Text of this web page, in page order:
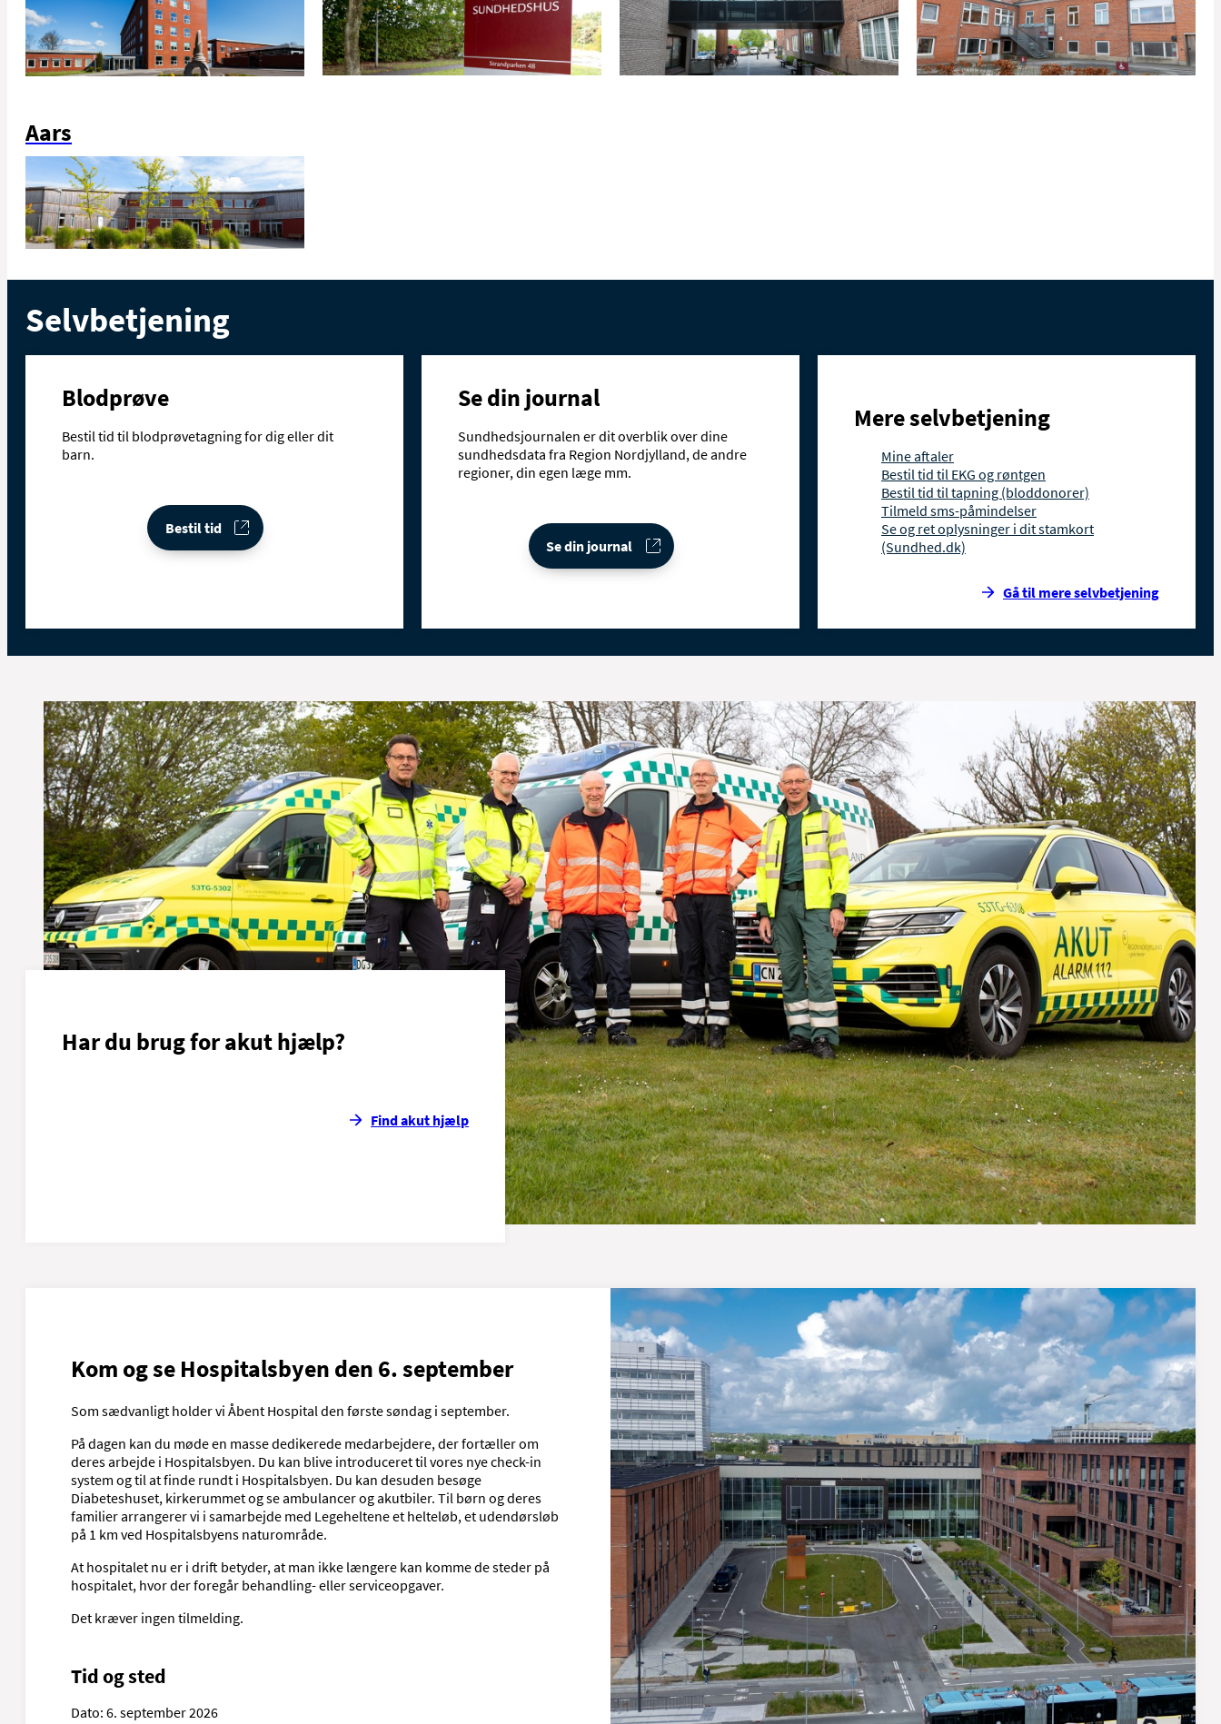
Aars
Selvbetjening
Blodprøve
Bestil tid til blodprøvetagning for dig eller dit
barn.
Bestil tid
Se din journal
Sundhedsjournalen er dit overblik over dine
sundhedsdata fra Region Nordjylland, de andre
regioner, din egen læge mm.
Se din journal
Mere selvbetjening
Mine aftaler
Bestil tid til EKG og røntgen
Bestil tid til tapning (bloddonorer)
Tilmeld sms-påmindelser
Se og ret oplysninger i dit stamkort
(Sundhed.dk)
Gå til mere selvbetjening
Har du brug for akut hjælp?
Find akut hjælp
Kom og se Hospitalsbyen den 6. september
Som sædvanligt holder vi Åbent Hospital den første søndag i september.
På dagen kan du møde en masse dedikerede medarbejdere, der fortæller om
deres arbejde i Hospitalsbyen. Du kan blive introduceret til vores nye check-in
system og til at finde rundt i Hospitalsbyen. Du kan desuden besøge
Diabeteshuset, kirkerummet og se ambulancer og akutbiler. Til børn og deres
familier arrangerer vi i samarbejde med Legeheltene et helteløb, et udendørsløb
på 1 km ved Hospitalsbyens naturområde.
At hospitalet nu er i drift betyder, at man ikke længere kan komme de steder på
hospitalet, hvor der foregår behandling- eller serviceopgaver.
Det kræver ingen tilmelding.
Tid og sted
Dato: 6. september 2026